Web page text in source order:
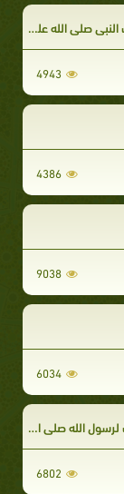
قتله _ الجزء الثاني
4943
4386
9038
6034
عليه وسلم ووجوب قتله
6802